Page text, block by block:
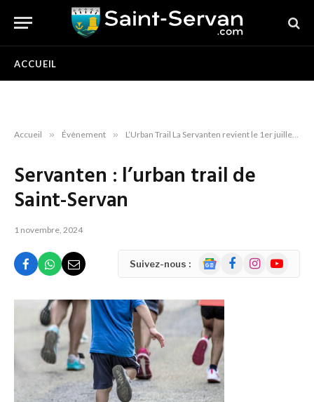
ACCUEIL
Accueil » Évènement » L’Urban Trail La Servanten revient le 1er juillet 2022
Servanten : l’urban trail de
Saint-Servan
1 novembre, 2024
Suivez-nous :
GoogleFacebookInstagramYouTube